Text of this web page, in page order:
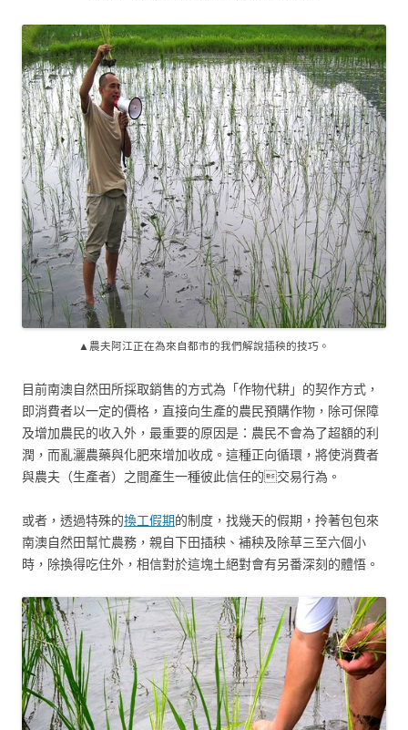
▲農夫阿江正在為來自都市的我們解說插秧的技巧。
目前南澳自然田所採取銷售的方式為「作物代耕」的契作方式，
即消費者以一定的價格，直接向生產的農民預購作物，除可保障
及增加農民的收入外，最重要的原因是：農民不會為了超額的利
潤，而亂灑農藥與化肥來增加收成。這種正向循環，將使消費者
與農夫（生產者）之間產生一種彼此信任的交易行為。
或者，透過特殊的換工假期的制度，找幾天的假期，拎著包包來
南澳自然田幫忙農務，親自下田插秧、補秧及除草三至六個小
時，除換得吃住外，相信對於這塊土絕對會有另番深刻的體悟。